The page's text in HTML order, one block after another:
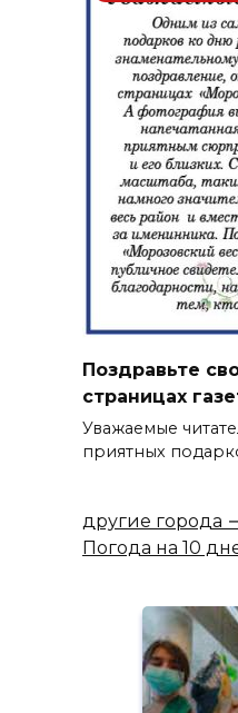
Поздравьте
страницах
Уважаемые
приятных
другие
Погода на 10